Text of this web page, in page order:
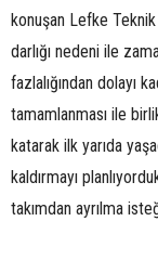
konuşan Lefke
darlığı nedeni ile
fazlalığından dolayı
tamamlanması ile
katarak ilk yarıda
kaldırmayı
takımdan ayrılma